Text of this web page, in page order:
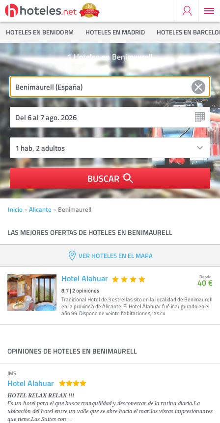
HOTELES EN BENIDORM HOTELES EN MADRID HOTELES EN
Hoteles en Benimaurell
1
BUSCAR
Inicio Alicante Benimaurell
LAS MEJORES OFERTAS DE HOTELES EN BENIMAURELL
VER HOTELES EN EL MAPA
Hotel Alahuar
8.7|2opiniones
Tradicional Hotel de 3 estrellas sito en la localidad de Benimaurell
en la provincia de Alicante. El Hotel Alahuar fué inaugurado en el
año 99. Dispone de veinte habitaciones, las cu
Desde
40 €
OPINIONES DE HOTELES EN BENIMAURELL
JMS
Hotel Alahuar
HOTEL RELAX RELAX !!!
Es un hotel para el que busca tranquilidad y desconectar de la rutina diaria.La
ubicación del hotel entre un valle que se abre hacia el mar.las vistas impresionantes
que tiene.Las Suites con…